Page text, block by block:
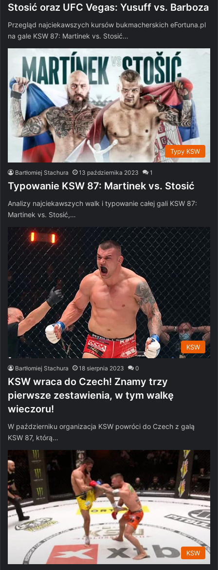
Stosić oraz UFC Vegas: Yusuff vs. Barboza
Przegląd najciekawszych kursów bukmacherskich eFortuna.pl
na gale KSW 87: Martinek vs. Stosić…
Typy KSW
Bartłomiej Stachura 13 października 2023 1
Typowanie KSW 87: Martinek vs. Stosić
Analizy najciekawszych walk i typowanie całej gali KSW 87:
Martinek vs. Stosić,…
KSW
Bartłomiej Stachura 18 sierpnia 2023 0
KSW wraca do Czech! Znamy trzy
pierwsze zestawienia, w tym walkę
wieczoru!
W październiku organizacja KSW powróci do Czech z galą
KSW 87, którą…
KSW